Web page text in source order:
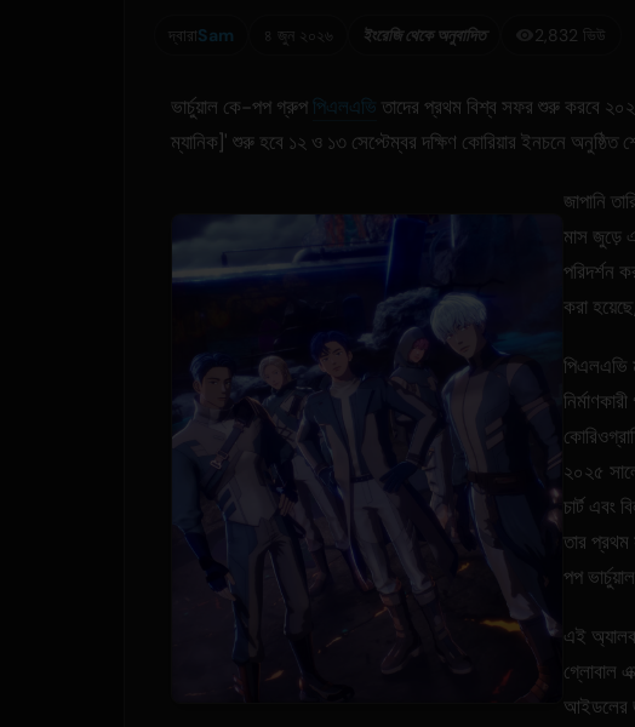
দ্বারাSam ৪ জুন ২০২৬ ইংরেজি থেকে অনুবাদিত 2,832 ভিউ
ভার্চুয়াল কে-পপ গ্রুপ পিএলএভি তাদের প্রথম বিশ্ব সফর শুরু করবে
ম্যানিক]' শুরু হবে ১২ ও ১৩ সেপ্টেম্বর দক্ষিণ কোরিয়ার ইনচনে অনুষ্ঠিত
জাপানি
মাস জুড়ে
পরিদর্শন
করা
পিএলএভি
২০২৫
চার্ট এবং
তার প্রথম
পপ
এই
গ্লোবাল
আইডলের